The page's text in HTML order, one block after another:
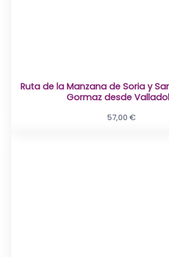
Ruta de la Manzana de Soria y
Gormaz desde
57,00€